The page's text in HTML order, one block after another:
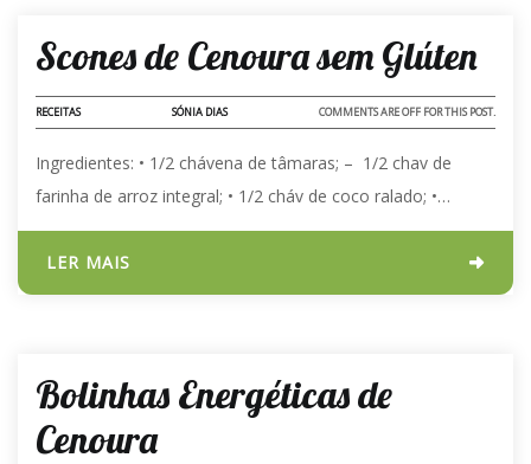
Scones de Cenoura sem Glúten
RECEITAS SÓNIA DIAS COMMENTS ARE OFF FOR THIS POST.
Ingredientes: •⁠ ⁠1/2 chávena de tâmaras; – 1/2 chav de
farinha de arroz integral; •⁠ ⁠1/2 cháv de coco ralado; •⁠…
LER MAIS
Bolinhas Energéticas de
Cenoura